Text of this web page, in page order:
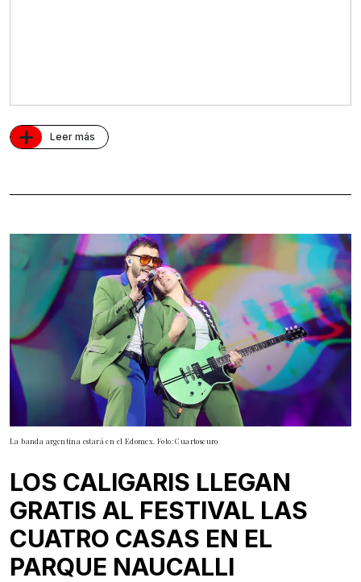
+ Leer más
La banda argentina estará en el Edomex. Foto: Cuartoscuro
LOS CALIGARIS LLEGAN
GRATIS AL FESTIVAL LAS
CUATRO CASAS EN EL
PARQUE NAUCALLI